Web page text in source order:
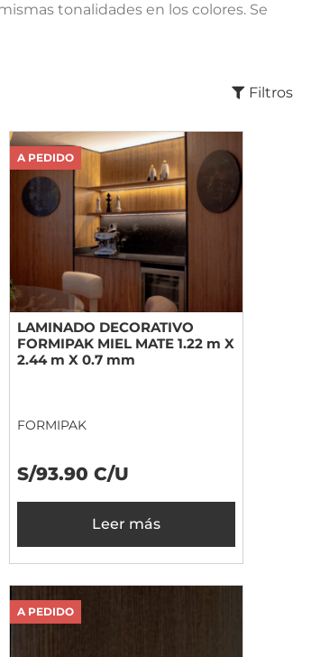
tonalidades en los colores. Se
Filtros
A PEDIDO
LAMINADO DECORATIVO
FORMIPAK MIEL MATE 1.22 m X
2.44 m X 0.7 mm
FORMIPAK
S/93.90 C/U
Leer más
A PEDIDO